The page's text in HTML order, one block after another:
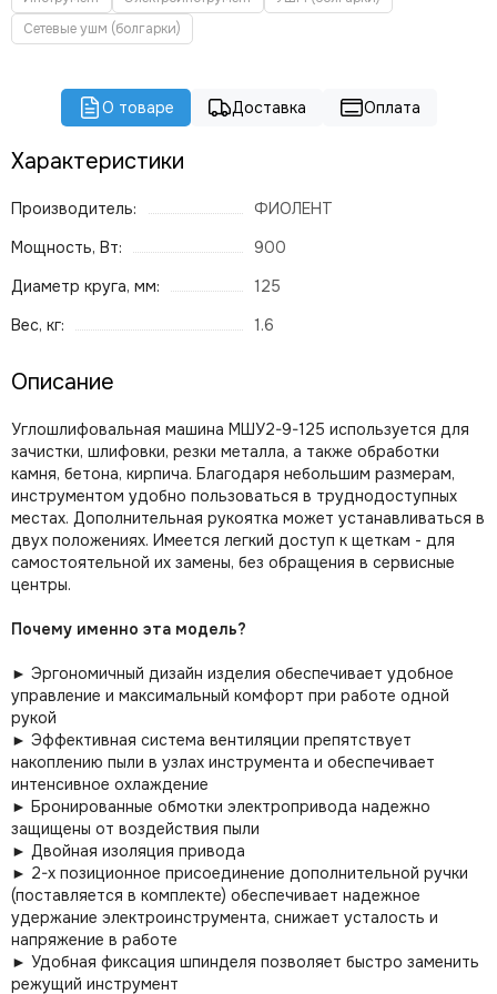
Сетевые ушм (болгарки)
О товаре Доставка Оплата
Характеристики
Производитель:
ФИОЛЕНТ
Мощность, Вт:
900
Диаметр круга, мм:
125
Вес, кг:
1.6
Описание
Углошлифовальная машина МШУ2-9-125 используется для
зачистки, шлифовки, резки металла, а также обработки
камня, бетона, кирпича. Благодаря небольшим размерам,
инструментом удобно пользоваться в труднодоступных
местах. Дополнительная рукоятка может устанавливаться в
двух положениях. Имеется легкий доступ к щеткам - для
самостоятельной их замены, без обращения в сервисные
центры.
Почему именно эта модель?
► Эргономичный дизайн изделия обеспечивает удобное
управление и максимальный комфорт при работе одной
рукой
► Эффективная система вентиляции препятствует
накоплению пыли в узлах инструмента и обеспечивает
интенсивное охлаждение
► Бронированные обмотки электропривода надежно
защищены от воздействия пыли
► Двойная изоляция привода
► 2-х позиционное присоединение дополнительной ручки
(поставляется в комплекте) обеспечивает надежное
удержание электроинструмента, снижает усталость и
напряжение в работе
► Удобная фиксация шпинделя позволяет быстро заменить
режущий инструмент